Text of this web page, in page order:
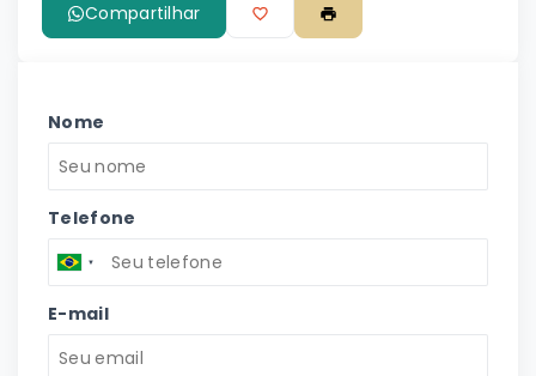
Compartilhar
Nome
Telefone
E-mail